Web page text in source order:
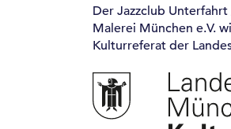
Der Jazzclub
Malerei München e.V.
Kulturreferat der